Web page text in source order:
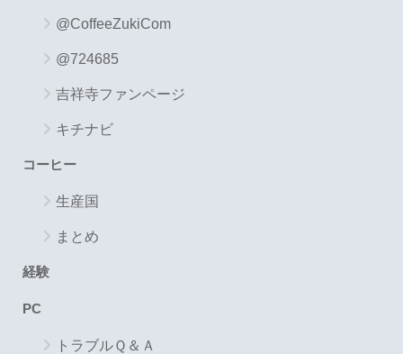
@CoffeeZukiCom
@724685
吉祥寺ファンページ
キチナビ
コーヒー
生産国
まとめ
経験
PC
トラブルＱ＆Ａ